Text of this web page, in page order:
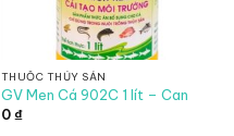
THUỐC THỦY SẢN
GV Men Cá 902C 1 lít – Can
0₫